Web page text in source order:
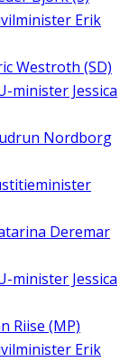
Erik
Westroth (SD)
minister Jessica
Nordborg
Deremar
minister Jessica
Riise (MP)
Erik